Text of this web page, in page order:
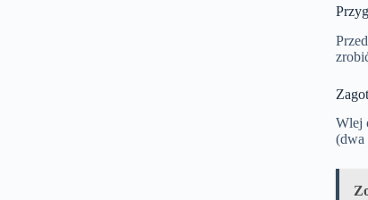
Wlej
(dwa